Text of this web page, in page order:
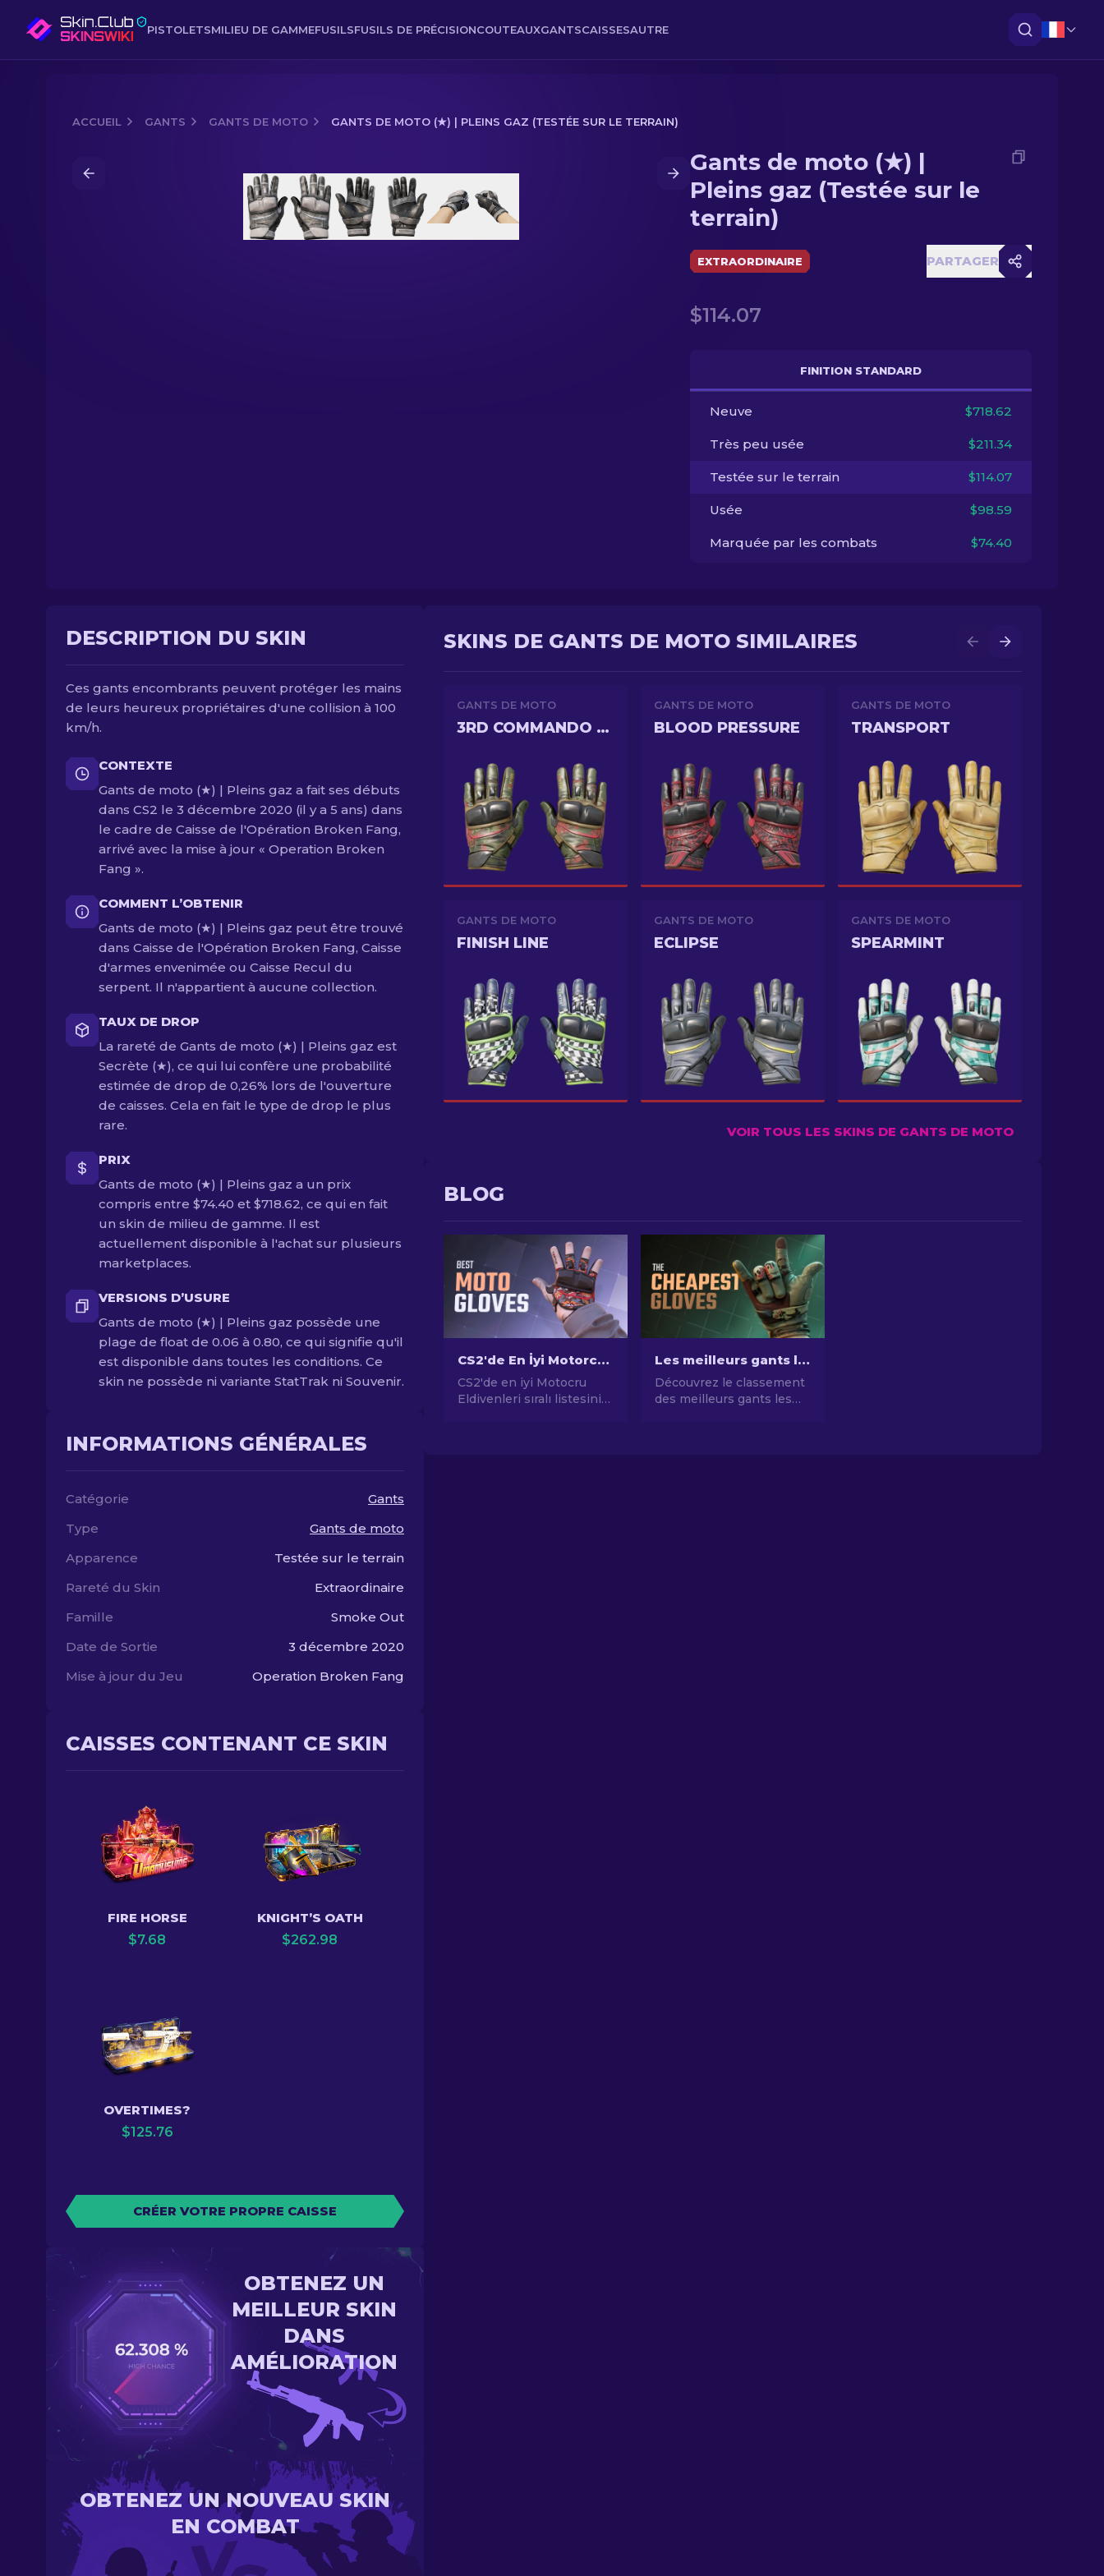
PISTOLETSMILIEU DE GAMMEFUSILSFUSILS DE PRÉCISIONCOUTEAUXGANTSCAISSESAUTRE
ACCUEIL GANTS GANTS DE MOTO GANTS DE MOTO (★) | PLEINS GAZ (TESTÉE SUR LE TERRAIN)
Gants de moto (★) | Pleins gaz (Testée sur le terrain)
Gants de moto (★) |
Pleins gaz (Testée sur le
terrain)
EXTRAORDINAIRE PARTAGER
$114.07
FINITION STANDARD
Neuve $718.62
Très peu usée $211.34
Testée sur le terrain $114.07
Usée $98.59
Marquée par les combats $74.40
DESCRIPTION DU SKIN
Ces gants encombrants peuvent protéger les mains
de leurs heureux propriétaires d'une collision à 100
km/h.
CONTEXTE
Gants de moto (★) | Pleins gaz a fait ses débuts
dans CS2 le 3 décembre 2020 (il y a 5 ans) dans
le cadre de Caisse de l'Opération Broken Fang,
arrivé avec la mise à jour « Operation Broken
Fang ».
COMMENT L’OBTENIR
Gants de moto (★) | Pleins gaz peut être trouvé
dans Caisse de l'Opération Broken Fang, Caisse
d'armes envenimée ou Caisse Recul du
serpent. Il n'appartient à aucune collection.
TAUX DE DROP
La rareté de Gants de moto (★) | Pleins gaz est
Secrète (★), ce qui lui confère une probabilité
estimée de drop de 0,26% lors de l'ouverture
de caisses. Cela en fait le type de drop le plus
rare.
PRIX
Gants de moto (★) | Pleins gaz a un prix
compris entre $74.40 et $718.62, ce qui en fait
un skin de milieu de gamme. Il est
actuellement disponible à l'achat sur plusieurs
marketplaces.
VERSIONS D’USURE
Gants de moto (★) | Pleins gaz possède une
plage de float de 0.06 à 0.80, ce qui signifie qu'il
est disponible dans toutes les conditions. Ce
skin ne possède ni variante StatTrak ni Souvenir.
INFORMATIONS GÉNÉRALES
Catégorie
Gants
Type
Gants de moto
Apparence
Testée sur le terrain
Rareté du Skin
Extraordinaire
Famille
Smoke Out
Date de Sortie
3 décembre 2020
Mise à jour du Jeu
Operation Broken Fang
CAISSES CONTENANT CE SKIN
FIRE HORSE
$7.68
KNIGHT’S OATH
$262.98
OVERTIMES?
$125.76
CRÉER VOTRE PROPRE CAISSE
OBTENEZ UN
MEILLEUR SKIN
DANS
AMÉLIORATION
OBTENEZ UN NOUVEAU SKIN
EN COMBAT
SKINS DE GANTS DE MOTO SIMILAIRES
GANTS DE MOTO
3RD COMMANDO COMPANY
GANTS DE MOTO
BLOOD PRESSURE
GANTS DE MOTO
TRANSPORT
GANTS DE MOTO
FINISH LINE
GANTS DE MOTO
ECLIPSE
GANTS DE MOTO
SPEARMINT
VOIR TOUS LES SKINS DE GANTS DE MOTO
BLOG
CS2'de En İyi Motorcu Eldivenleri: Sıralı Liste [2025]
CS2'de en iyi Motocru
Eldivenleri sıralı listesini
Les meilleurs gants les moins chers de CS2 [2026]
Découvrez le classement
des meilleurs gants les